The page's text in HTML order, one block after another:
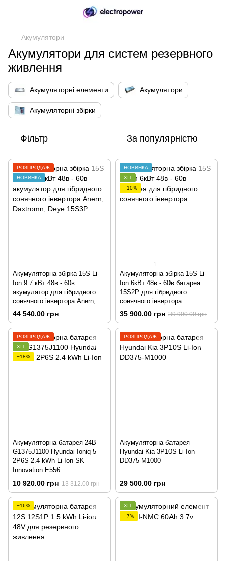
Акумулятори
Акумулятори для систем резервного
живлення
Акумуляторні елементи Акумулятори
Акумуляторні збірки
Фільтр За популярністю
РОЗПРОДАЖ
НОВИНКА
Акумуляторна збірка 15S Li-
Ion 9.7 кВт 48в - 60в
акумулятор для гібридного
сонячного інвертора Anern,
Daxtromn, Deye 15S3P
44 540.00 грн
НОВИНКА
ХІТ
−10%
1
Акумуляторна збірка 15S Li-
Ion 6кВт 48в - 60в батарея
15S2P для гібридного
сонячного інвертора
35 900.00 грн 39 900.00 грн
РОЗПРОДАЖ
ХІТ
−18%
Акумуляторна батарея 24В
G1375J1100 Hyundai Ioniq 5
2P6S 2.4 kWh Li-Ion SK
Innovation E556
10 920.00 грн 13 312.00 грн
РОЗПРОДАЖ
Акумуляторна батарея
Hyundai Kia 3P10S Li-Ion
DD375-M1000
29 500.00 грн
−16%
ХІТ
−7%